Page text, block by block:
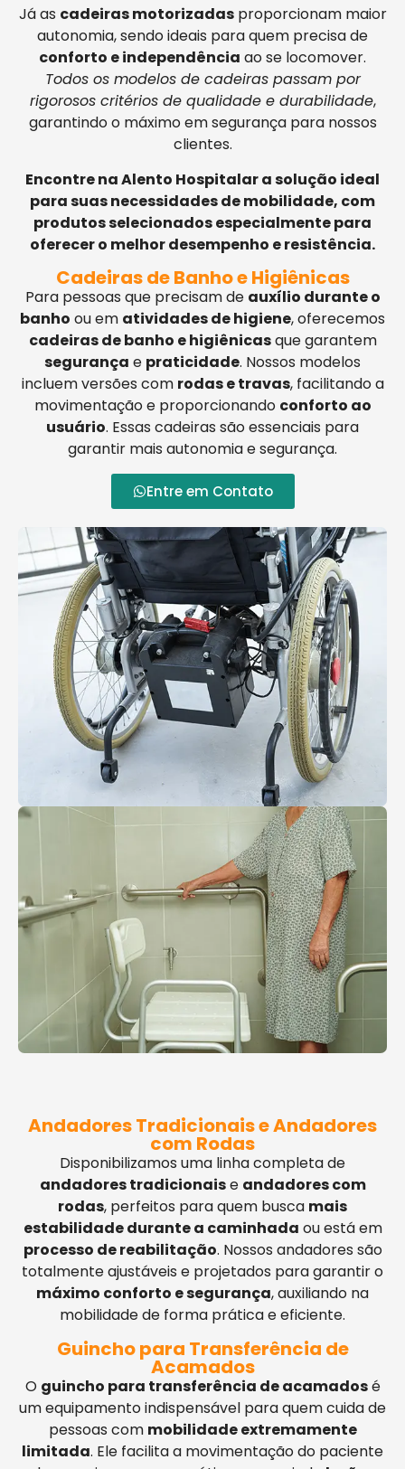
Já as cadeiras motorizadasproporcionam maior
autonomia, sendo ideais para quem precisa de
conforto e independência ao se locomover.
Todos os modelos de cadeiras passam por
rigorosos critérios de qualidade e durabilidade,
garantindo o máximo em segurança para nossos
clientes.
Encontre na Alento Hospitalar a solução ideal
para suas necessidades de mobilidade, com
produtos selecionados especialmente para
oferecer o melhor desempenho e resistência.
Cadeiras de Banho e Higiênicas
Para pessoas que precisam de auxílio durante o
banho ou em atividades de higiene, oferecemos
cadeiras de banho e higiênicasque garantem
segurança e praticidade. Nossos modelos
incluem versões com rodas e travas, facilitando a
movimentação e proporcionando conforto ao
usuário. Essas cadeiras são essenciais para
garantir mais autonomia e segurança.
Entre em Contato
Andadores Tradicionais e Andadores
com Rodas
Disponibilizamos uma linha completa de
andadores tradicionaise andadores com
rodas, perfeitos para quem busca mais
estabilidade durante a caminhada ou está em
processo de reabilitação. Nossos andadores são
totalmente ajustáveis e projetados para garantir o
máximo conforto e segurança, auxiliando na
mobilidade de forma prática e eficiente.
Guincho para Transferência de
Acamados
O guincho para transferência de acamadosé
um equipamento indispensável para quem cuida de
pessoas com mobilidade extremamente
limitada. Ele facilita a movimentação do paciente